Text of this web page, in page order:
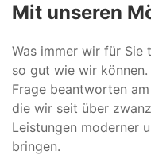
Mit unseren
Was immer wir für Sie
so gut wie wir
Frage beantworten
die wir seit über
Leistungen moderner
bringen.